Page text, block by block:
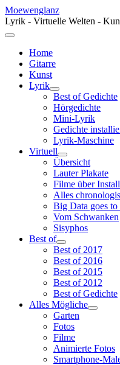
Moewenglanz
Lyrik - Virtuelle Welten -
Home
Gitarre
Kunst
Lyrik
Best of Gedichte
Hörgedichte
Mini-Lyrik
Gedichte
Lyrik-Maschine
Virtuell
Übersicht
Lauter Plakate
Filme über
Alles
Big Data goes to
Vom Schwanken
Sisyphos
Best of
Best of 2017
Best of 2016
Best of 2015
Best of 2012
Best of Gedichte
Alles Mögliche
Garten
Fotos
Filme
Animierte Fotos
Smartphone-